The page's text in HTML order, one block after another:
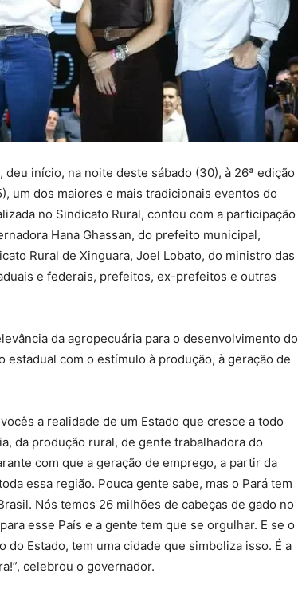
início, na noite deste sábado (30), à 26ª edição
um dos maiores e mais tradicionais eventos do
no Sindicato Rural, contou com a participação
Hana Ghassan, do prefeito municipal,
Rural de Xinguara, Joel Lobato, do ministro das
e federais, prefeitos, ex-prefeitos e outras
da agropecuária para o desenvolvimento do
com o estímulo à produção, à geração de
a realidade de um Estado que cresce a todo
da produção rural, de gente trabalhadora do
com que a geração de emprego, a partir da
essa região. Pouca gente sabe, mas o Pará tem
Nós temos 26 milhões de cabeças de gado no
esse País e a gente tem que se orgulhar. E se o
Estado, tem uma cidade que simboliza isso. É a
celebrou o governador.